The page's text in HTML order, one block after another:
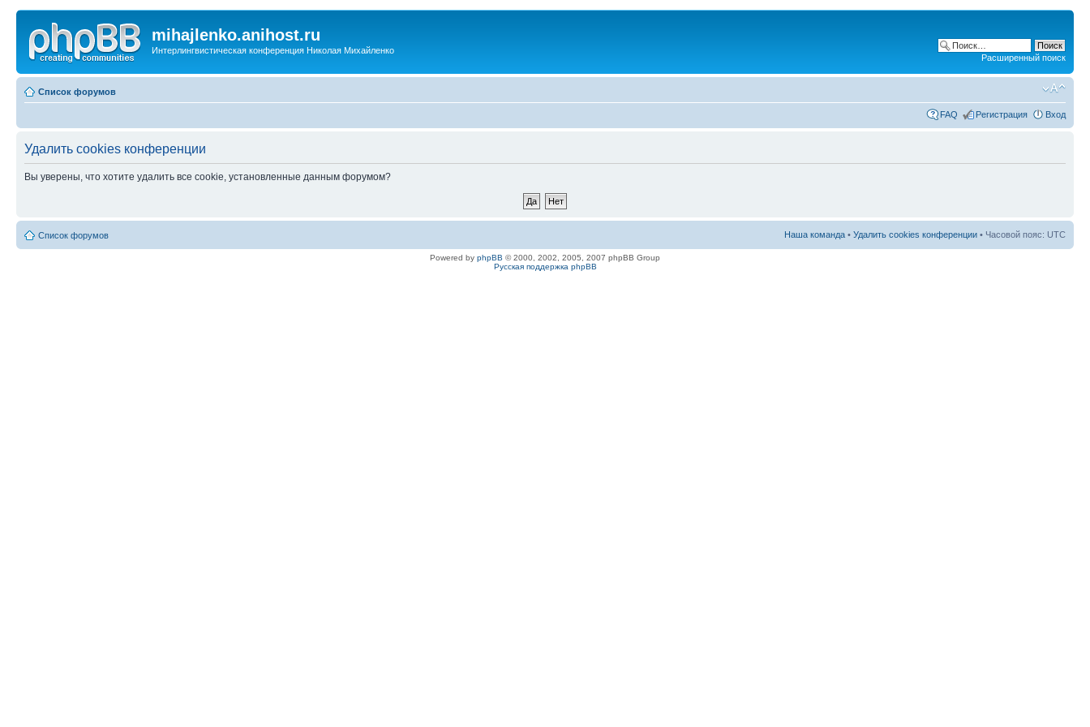
mihajlenko.anihost.ru
Интерлингвистическая конференция Николая Михайленко
Расширенный поиск
Список форумов
FAQ Регистрация Вход
Удалить cookies конференции
Вы уверены, что хотите удалить все cookie, установленные данным форумом?
Список форумов Наша команда • Удалить cookies конференции • Часовой пояс: UTC
Powered by phpBB © 2000, 2002, 2005, 2007 phpBB Group
Русская поддержка phpBB